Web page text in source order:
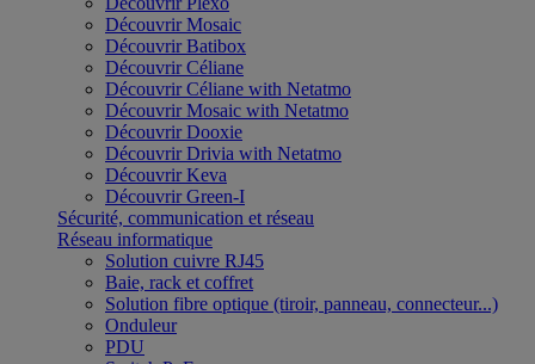
Découvrir Mosaic
Découvrir Batibox
Découvrir Céliane
Découvrir Céliane with Netatmo
Découvrir Mosaic with Netatmo
Découvrir Dooxie
Découvrir Drivia with Netatmo
Découvrir Keva
Découvrir Green-I
Sécurité, communication et réseau
Réseau informatique
Solution cuivre RJ45
Baie, rack et coffret
Solution fibre optique (tiroir, panneau, connecteur...)
Onduleur
PDU